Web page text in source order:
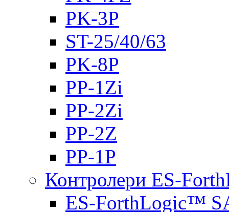
PK-3Р
ST-25/40/63
PK-8P
PP-1Zi
PP-2Zi
PP-2Z
PP-1P
Контролери ES-
ES-ForthLogic™